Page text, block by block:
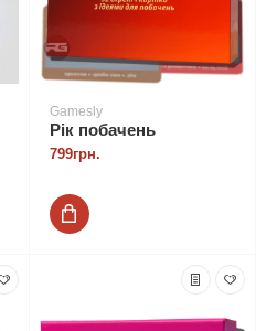
Gamesly
Рік побачень
799грн.